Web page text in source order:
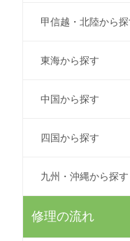
甲信越・北陸から探
東海から探す
中国から探す
四国から探す
九州・沖縄から探す
修理の流れ